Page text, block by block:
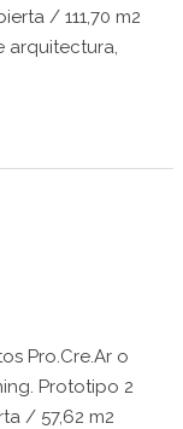
/ 111,70 m2
arquitectura,
Pro.Cre.Ar o
Prototipo 2
/ 57,62 m2